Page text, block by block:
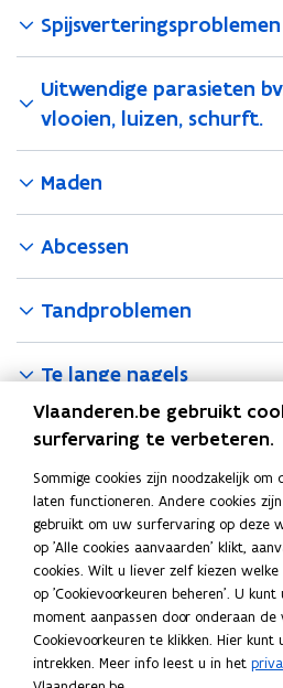
Spijsverteringsproblemen
Uitwendige parasieten
vlooien, luizen, schurft.
Maden
Abcessen
Tandproblemen
Te lange nagels
Voetproblemen
Afwijkend gedrag
Download
Huisdierwijzer konijn.
Gids • februari 2018
Lees ook
V
Vlooien, teken, mijten en
V
Vlaanderen.be gebruikt
surfervaring te verbeteren.
Sommige cookies zijn noodzakelijk
laten functioneren. Andere cookies
gebruikt om uw surfervaring op deze
op 'Alle cookies aanvaarden' klikt,
cookies. Wilt u liever zelf kiezen
op 'Cookievoorkeuren beheren'. U
moment aanpassen door onderaan de
Cookievoorkeuren te klikken. Hier
intrekken. Meer info leest u in het